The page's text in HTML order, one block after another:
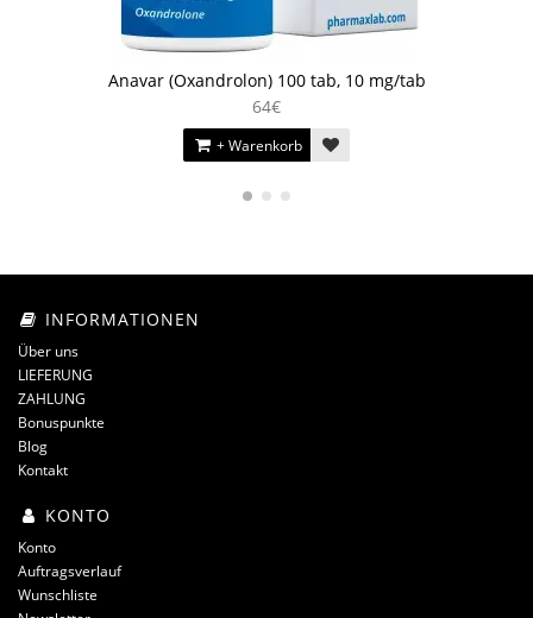
Anavar (Oxandrolon) 100 tab, 10 mg/tab
64€
+ Warenkorb
INFORMATIONEN
Über uns
LIEFERUNG
ZAHLUNG
Bonuspunkte
Blog
Kontakt
KONTO
Konto
Auftragsverlauf
Wunschliste